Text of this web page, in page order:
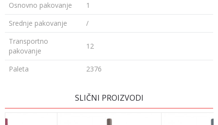
Osnovno pakovanje
1
Srednje pakovanje
/
Transportno
pakovanje
12
Paleta 2376
SLIČNI PROIZVODI